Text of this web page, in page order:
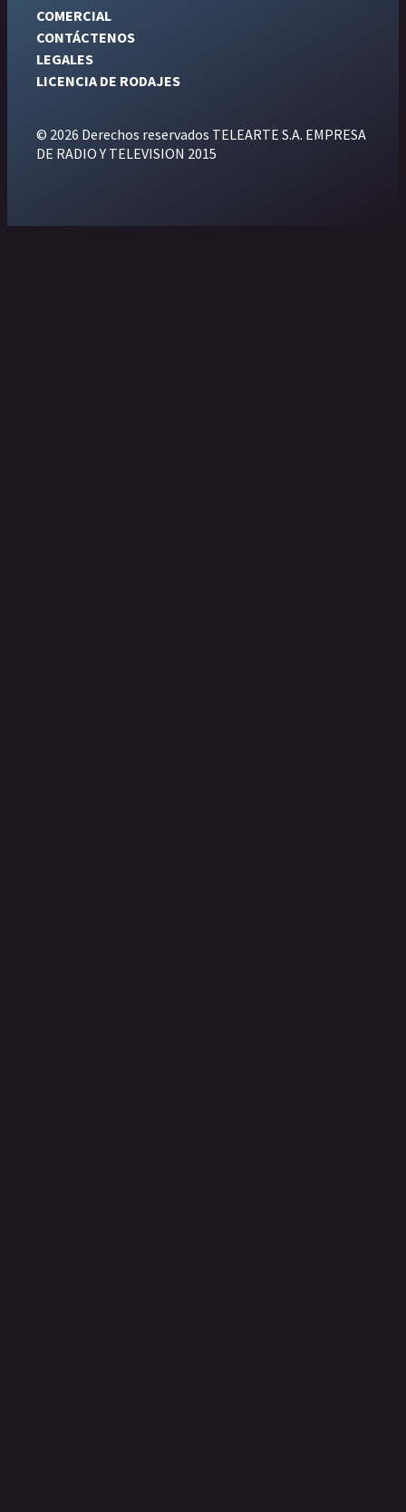
COMERCIAL
CONTÁCTENOS
LEGALES
LICENCIA DE RODAJES
© 2026 Derechos reservados TELEARTE S.A. EMPRESA
DE RADIO Y TELEVISION 2015